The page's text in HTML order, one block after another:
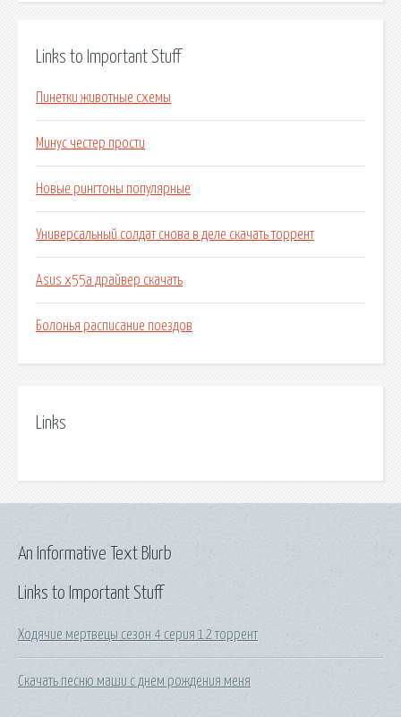
Links to Important Stuff
Пинетки животные схемы
Минус честер прости
Новые рингтоны популярные
Универсальный солдат снова в деле скачать торрент
Asus x55a драйвер скачать
Болонья расписание поездов
Links
Links to Important Stuff
Ходячие мертвецы сезон 4 серия 12 торрент
Скачать песню маши с днем рождения меня
An Informative Text Blurb